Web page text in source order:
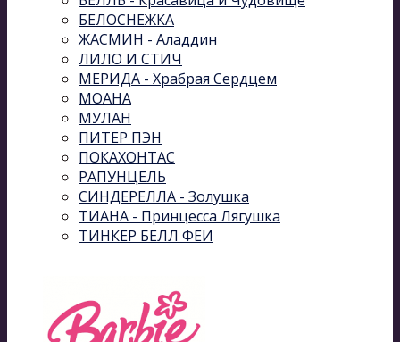
БЕЛОСНЕЖКА
ЖАСМИН - Аладдин
ЛИЛО И СТИЧ
МЕРИДА - Храбрая Сердцем
МОАНА
МУЛАН
ПИТЕР ПЭН
ПОКАХОНТАС
РАПУНЦЕЛЬ
СИНДЕРЕЛЛА - Золушка
ТИАНА - Принцесса Лягушка
ТИНКЕР БЕЛЛ ФЕИ